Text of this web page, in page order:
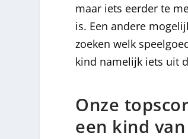
maar iets eerder te
is. Een andere
zoeken welk
kind namelijk iets uit
Onze
een kind